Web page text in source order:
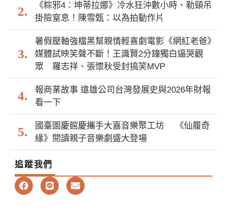
《粽邪4：坤蒂拉娜》冷水狂沖數小時、勒頸吊
掛險窒息！陳雪甄：以為拍動作片
暑假壓軸強檔黑幫親情輕喜劇電影《網紅老爸》
媒體試映笑聲不斷！王識賢2分鐘獨白逼哭觀
眾 羅志祥、張懷秋受封搞笑MVP
報商業故事 遠雄公司台灣發展史與2026年財報
看一下
國臺圖慶館慶攜手大嘉音樂聚工坊 《仙履奇
緣》閱讀親子音樂劇盛大登場
追蹤我們
F
a
L
i
E
n